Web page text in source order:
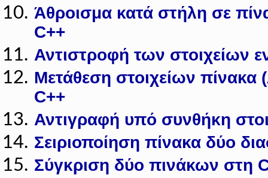
Άθροισμα κατά στήλη σε
C++
Αντιστροφή των στοιχείων
Μετάθεση στοιχείων πίνακα
C++
Αντιγραφή υπό συνθήκη
Σειριοποίηση πίνακα δύο
Σύγκριση δύο πινάκων στη